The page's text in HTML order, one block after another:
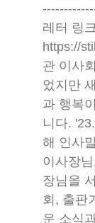
레터 링
https://
관 이사
었지만
과 행복
니다.
해 인사
이사장
장님을
회, 출판
운 소식